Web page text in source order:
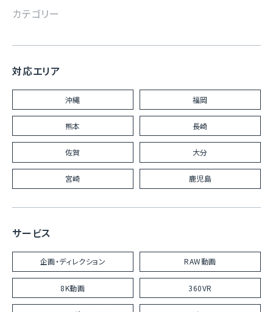
カテゴリー
対応エリア
沖縄 福岡
熊本 長崎
佐賀 大分
宮崎 鹿児島
サービス
企画・ディレクション RAW動画
8K動画 360VR